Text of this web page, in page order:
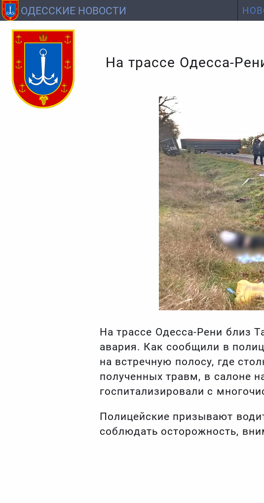
ОДЕССКИЕ НОВОСТИ
На трассе Одесса-
На трассе Одесса-Рени близ
авария. Как сообщили в
на встречную полосу, где
полученных травм, в салоне
госпитализировали с
Полицейские призывают
соблюдать осторожность,